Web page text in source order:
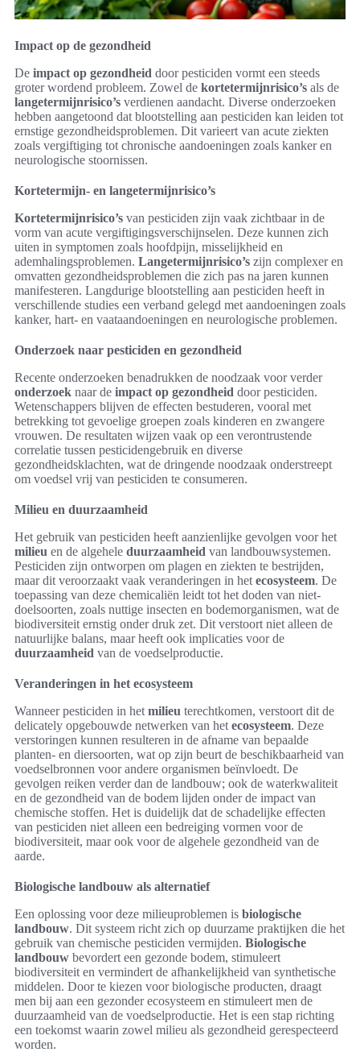
Impact op de gezondheid
De impact op gezondheid door pesticiden vormt een steeds
groter wordend probleem. Zowel de kortetermijnrisico’s als de
langetermijnrisico’s verdienen aandacht. Diverse onderzoeken
hebben aangetoond dat blootstelling aan pesticiden kan leiden tot
ernstige gezondheidsproblemen. Dit varieert van acute ziekten
zoals vergiftiging tot chronische aandoeningen zoals kanker en
neurologische stoornissen.
Kortetermijn- en langetermijnrisico’s
Kortetermijnrisico’s van pesticiden zijn vaak zichtbaar in de
vorm van acute vergiftigingsverschijnselen. Deze kunnen zich
uiten in symptomen zoals hoofdpijn, misselijkheid en
ademhalingsproblemen. Langetermijnrisico’s zijn complexer en
omvatten gezondheidsproblemen die zich pas na jaren kunnen
manifesteren. Langdurige blootstelling aan pesticiden heeft in
verschillende studies een verband gelegd met aandoeningen zoals
kanker, hart- en vaataandoeningen en neurologische problemen.
Onderzoek naar pesticiden en gezondheid
Recente onderzoeken benadrukken de noodzaak voor verder
onderzoek naar de impact op gezondheid door pesticiden.
Wetenschappers blijven de effecten bestuderen, vooral met
betrekking tot gevoelige groepen zoals kinderen en zwangere
vrouwen. De resultaten wijzen vaak op een verontrustende
correlatie tussen pesticidengebruik en diverse
gezondheidsklachten, wat de dringende noodzaak onderstreept
om voedsel vrij van pesticiden te consumeren.
Milieu en duurzaamheid
Het gebruik van pesticiden heeft aanzienlijke gevolgen voor het
milieu en de algehele duurzaamheid van landbouwsystemen.
Pesticiden zijn ontworpen om plagen en ziekten te bestrijden,
maar dit veroorzaakt vaak veranderingen in het ecosysteem. De
toepassing van deze chemicaliën leidt tot het doden van niet-
doelsoorten, zoals nuttige insecten en bodemorganismen, wat de
biodiversiteit ernstig onder druk zet. Dit verstoort niet alleen de
natuurlijke balans, maar heeft ook implicaties voor de
duurzaamheid van de voedselproductie.
Veranderingen in het ecosysteem
Wanneer pesticiden in het milieu terechtkomen, verstoort dit de
delicately opgebouwde netwerken van het ecosysteem. Deze
verstoringen kunnen resulteren in de afname van bepaalde
planten- en diersoorten, wat op zijn beurt de beschikbaarheid van
voedselbronnen voor andere organismen beïnvloedt. De
gevolgen reiken verder dan de landbouw; ook de waterkwaliteit
en de gezondheid van de bodem lijden onder de impact van
chemische stoffen. Het is duidelijk dat de schadelijke effecten
van pesticiden niet alleen een bedreiging vormen voor de
biodiversiteit, maar ook voor de algehele gezondheid van de
aarde.
Biologische landbouw als alternatief
Een oplossing voor deze milieuproblemen is biologische
landbouw. Dit systeem richt zich op duurzame praktijken die het
gebruik van chemische pesticiden vermijden. Biologische
landbouw bevordert een gezonde bodem, stimuleert
biodiversiteit en vermindert de afhankelijkheid van synthetische
middelen. Door te kiezen voor biologische producten, draagt
men bij aan een gezonder ecosysteem en stimuleert men de
duurzaamheid van de voedselproductie. Het is een stap richting
een toekomst waarin zowel milieu als gezondheid gerespecteerd
worden.